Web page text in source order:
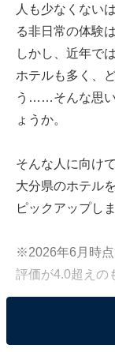
人も少なくない
る非日常の体験
しかし、近年で
ホテルも多く、
う……そんな思い
ょうか。
そんな人に向け
大分県のホテル
ピックアップし
※2026年6月時
評価が4.0超えの
こ
い